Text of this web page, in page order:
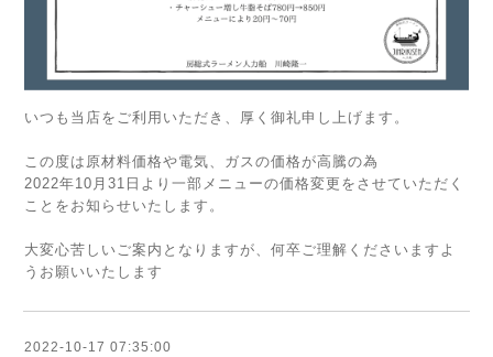
いつも当店をご利用いただき、厚く御礼申し上げます。
この度は原材料価格や電気、ガスの価格が高騰の為
2022年10月31日より一部メニューの価格変更をさせていただく
ことをお知らせいたします。
大変心苦しいご案内となりますが、何卒ご理解くださいますよ
うお願いいたします
2022-10-17 07:35:00